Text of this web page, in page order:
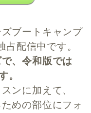
ブートキャンプ
配信中です。
、令和版では
。
ンに加えて、
めの部位にフォ